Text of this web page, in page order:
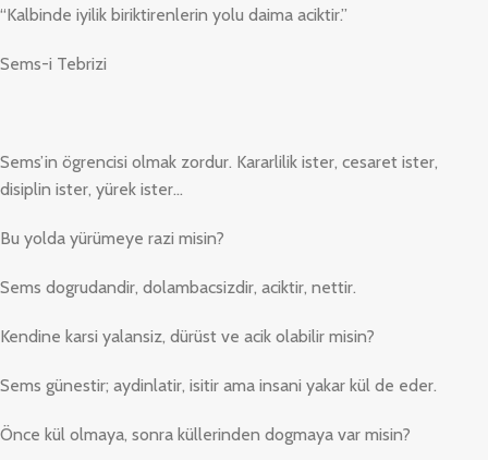
“Kalbinde iyilik biriktirenlerin yolu daima aciktir.”
Sems-i Tebrizi
Sems’in ögrencisi olmak zordur. Kararlilik ister, cesaret ister,
disiplin ister, yürek ister…
Bu yolda yürümeye razi misin?
Sems dogrudandir, dolambacsizdir, aciktir, nettir.
Kendine karsi yalansiz, dürüst ve acik olabilir misin?
Sems günestir; aydinlatir, isitir ama insani yakar kül de eder.
Önce kül olmaya, sonra küllerinden dogmaya var misin?